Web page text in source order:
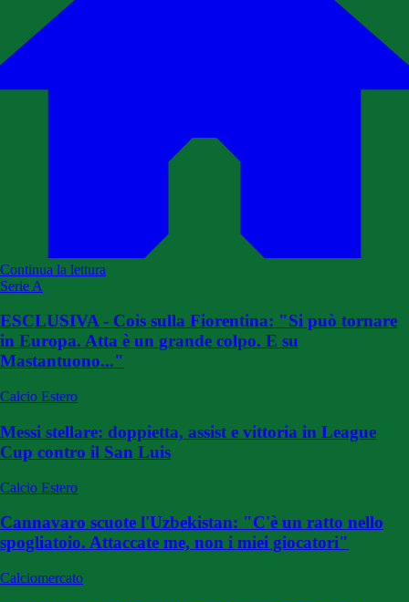
Continua la lettura
Serie A
ESCLUSIVA - Cois sulla Fiorentina: "Si può tornare
in Europa. Atta è un grande colpo. E su
Mastantuono..."
Calcio Estero
Messi stellare: doppietta, assist e vittoria in League
Cup contro il San Luis
Calcio Estero
Cannavaro scuote l'Uzbekistan: "C'è un ratto nello
spogliatoio. Attaccate me, non i miei giocatori"
Calciomercato